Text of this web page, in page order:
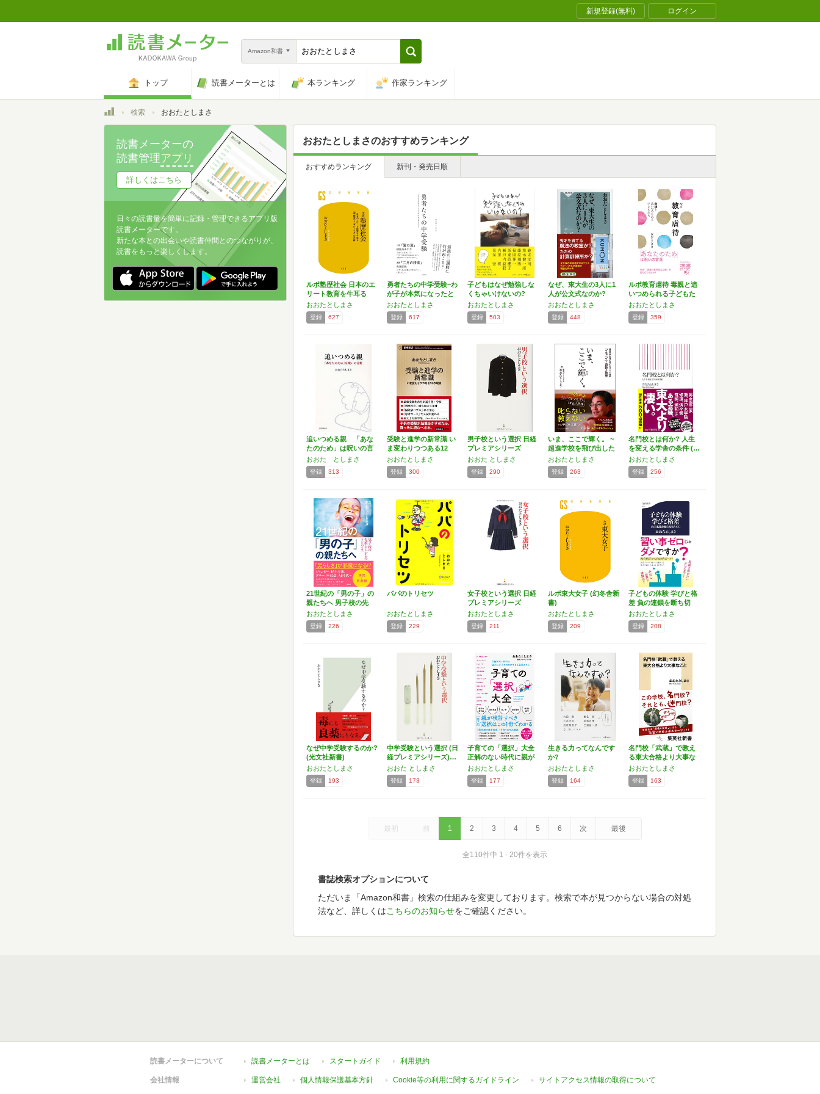
新規登録(無料) ログイン
Amazon和書
トップ 読書メーターとは 本ランキング 作家ランキング
トップ検索 おおたとしまさ
おおたとしまさのおすすめランキング
おすすめランキング 新刊・発売日順
ルポ塾歴社会 日本のエ
リート教育を牛耳る
「鉄…
おおたとしまさ
登録 627
勇者たちの中学受験~わ
が子が本気になったと
き…
おおたとしまさ
登録 617
子どもはなぜ勉強しな
くちゃいけないの?
おおたとしまさ
登録 503
なぜ、東大生の3人に1
人が公文式なのか?
(祥…
おおたとしまさ
登録 448
ルポ教育虐待 毒親と追
いつめられる⼦どもた
ち…
おおたとしまさ
登録 359
追いつめる親 「あな
たのため」は呪いの言
葉
おおた としまさ
登録 313
受験と進学の新常識 い
ま変わりつつある12
の…
おおたとしまさ
登録 300
男子校という選択 日経
プレミアシリーズ
おおた としまさ
登録 290
いま、ここで輝く。 ~
超進学校を飛び出した
カ…
おおたとしまさ
登録 263
名門校とは何か? 人生
を変える学舎の条件 (…
おおたとしまさ
登録 256
21世紀の「男の子」の
親たちへ 男子校の先
生…
おおたとしまさ
登録 226
パパのトリセツ
おおたとしまさ
登録 229
女子校という選択 日経
プレミアシリーズ
おおたとしまさ
登録 211
ルポ東大女子 (幻冬舎新
書)
おおたとしまさ
登録 209
子どもの体験 学びと格
差 負の連鎖を断ち切
る…
おおたとしまさ
登録 208
なぜ中学受験するのか?
(光文社新書)
おおたとしまさ
登録 193
中学受験という選択 (日
経プレミアシリーズ)…
おおた としまさ
登録 173
子育ての「選択」大全
正解のない時代に親が
わ…
おおたとしまさ
登録 177
生きる力ってなんです
か?
おおたとしまさ
登録 164
名門校「武蔵」で教え
る東大合格より大事な
こと…
おおたとしまさ
登録 163
最初 前 1 2 3 4 5 6 次 最後
全110件中 1 - 20件を表示
書誌検索オプションについて
ただいま「Amazon和書」検索の仕組みを変更しております。検索で本が見つからない場合の対処
法など、詳しくはこちらのお知らせをご確認ください。
読書メーターの
読書管理アプリ
詳しくはこちら
日々の読書量を簡単に記録・管理できるアプリ版
読書メーターです。
新たな本との出会いや読書仲間とのつながりが、
読書をもっと楽しくします。
読書メーターについて 読書メーターとは スタートガイド 利用規約
会社情報 運営会社 個人情報保護基本方針 Cookie等の利用に関するガイドライン サイトアクセス情報の取得について